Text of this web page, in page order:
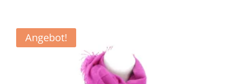
Angebot!